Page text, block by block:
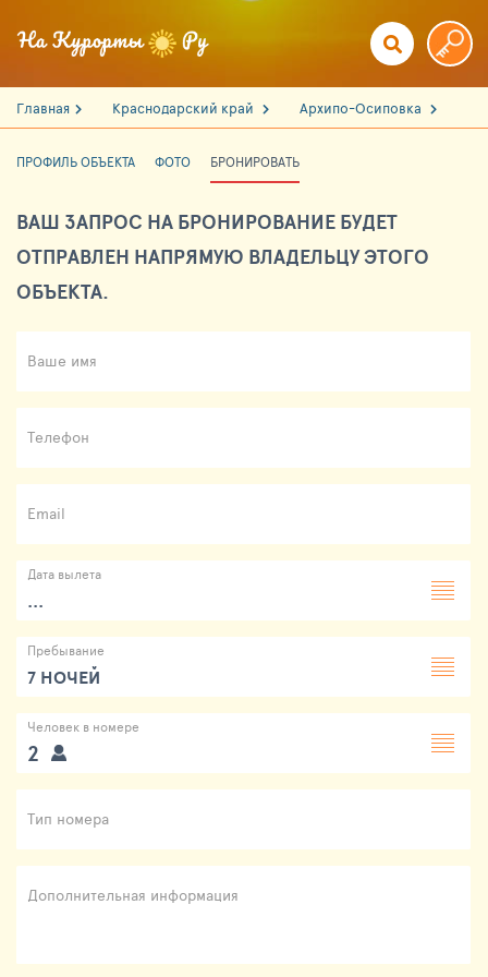
Главная Краснодарский край Архипо-Осиповка
ПРОФИЛЬ ОБЪЕКТА ФОТО БРОНИРОВАТЬ
ВАШ ЗАПРОС НА БРОНИРОВАНИЕ БУДЕТ
ОТПРАВЛЕН НАПРЯМУЮ ВЛАДЕЛЬЦУ ЭТОГО
ОБЪЕКТА.
Ваше имя
Телефон
Email
Дата вылета
...
Пребывание
7 НОЧЕЙ
Человек в номере
2
Тип номера
Дополнительная информация